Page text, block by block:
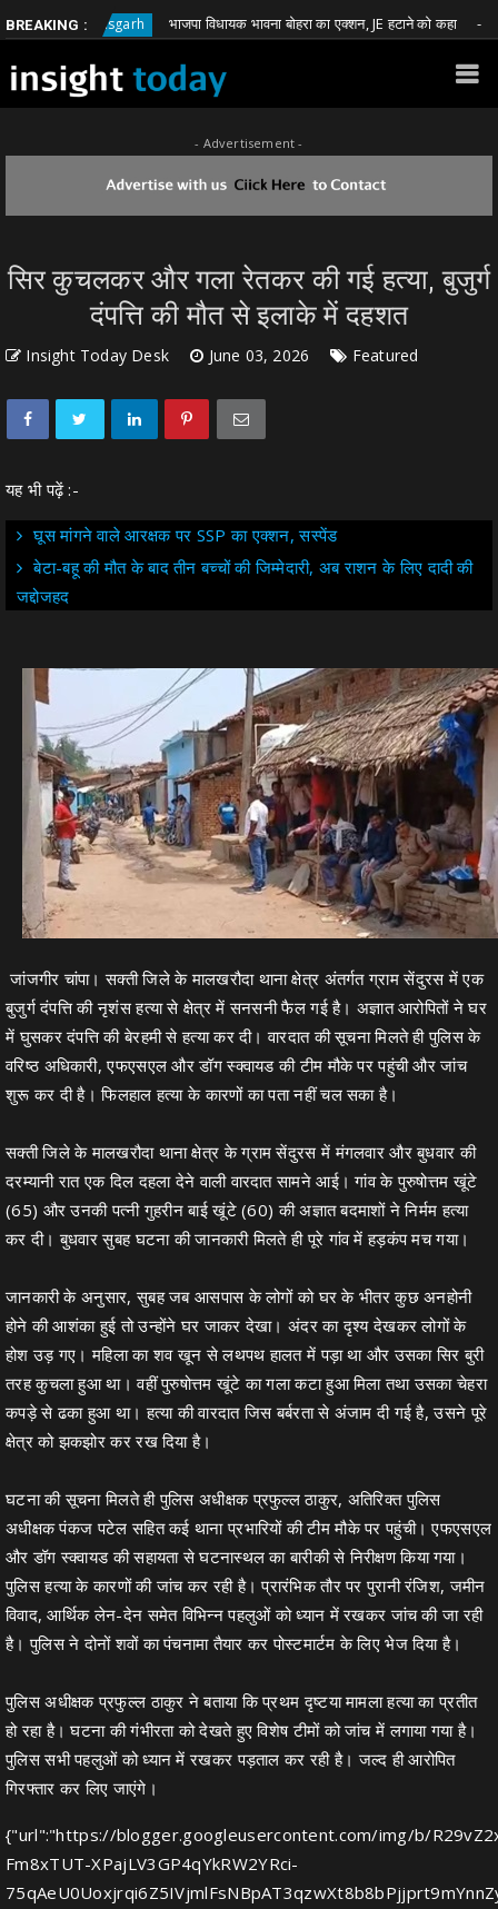
BREAKING :
Chhattisgarh भाजपा विधायक भावना बोहरा का एक्शन, JE हटाने को कहा
- Advertisement -
सिर कुचलकर और गला रेतकर की गई हत्या, बुजुर्ग
दंपत्ति की मौत से इलाके में दहशत
Insight Today Desk June 03, 2026 Featured
यह भी पढ़ें :-
घूस मांगने वाले आरक्षक पर SSP का एक्शन, सस्पेंड
बेटा-बहू की मौत के बाद तीन बच्चों की जिम्मेदारी, अब राशन के लिए दादी की
जद्दोजहद
जांजगीर चांपा। सक्ती जिले के मालखरौदा थाना क्षेत्र अंतर्गत ग्राम सेंदुरस में एक
बुजुर्ग दंपत्ति की नृशंस हत्या से क्षेत्र में सनसनी फैल गई है। अज्ञात आरोपितों ने घर
में घुसकर दंपत्ति की बेरहमी से हत्या कर दी। वारदात की सूचना मिलते ही पुलिस के
वरिष्ठ अधिकारी, एफएसएल और डॉग स्क्वायड की टीम मौके पर पहुंची और जांच
शुरू कर दी है। फिलहाल हत्या के कारणों का पता नहीं चल सका है।
सक्ती जिले के मालखरौदा थाना क्षेत्र के ग्राम सेंदुरस में मंगलवार और बुधवार की
दरम्यानी रात एक दिल दहला देने वाली वारदात सामने आई। गांव के पुरुषोत्तम खूंटे
(65) और उनकी पत्नी गुहरीन बाई खूंटे (60) की अज्ञात बदमाशों ने निर्मम हत्या
कर दी। बुधवार सुबह घटना की जानकारी मिलते ही पूरे गांव में हड़कंप मच गया।
जानकारी के अनुसार, सुबह जब आसपास के लोगों को घर के भीतर कुछ अनहोनी
होने की आशंका हुई तो उन्होंने घर जाकर देखा। अंदर का दृश्य देखकर लोगों के
होश उड़ गए। महिला का शव खून से लथपथ हालत में पड़ा था और उसका सिर बुरी
तरह कुचला हुआ था। वहीं पुरुषोत्तम खूंटे का गला कटा हुआ मिला तथा उसका चेहरा
कपड़े से ढका हुआ था। हत्या की वारदात जिस बर्बरता से अंजाम दी गई है, उसने पूरे
क्षेत्र को झकझोर कर रख दिया है।
घटना की सूचना मिलते ही पुलिस अधीक्षक प्रफुल्ल ठाकुर, अतिरिक्त पुलिस
अधीक्षक पंकज पटेल सहित कई थाना प्रभारियों की टीम मौके पर पहुंची। एफएसएल
और डॉग स्क्वायड की सहायता से घटनास्थल का बारीकी से निरीक्षण किया गया।
पुलिस हत्या के कारणों की जांच कर रही है। प्रारंभिक तौर पर पुरानी रंजिश, जमीन
विवाद, आर्थिक लेन-देन समेत विभिन्न पहलुओं को ध्यान में रखकर जांच की जा रही
है। पुलिस ने दोनों शवों का पंचनामा तैयार कर पोस्टमार्टम के लिए भेज दिया है।
पुलिस अधीक्षक प्रफुल्ल ठाकुर ने बताया कि प्रथम दृष्टया मामला हत्या का प्रतीत
हो रहा है। घटना की गंभीरता को देखते हुए विशेष टीमों को जांच में लगाया गया है।
पुलिस सभी पहलुओं को ध्यान में रखकर पड़ताल कर रही है। जल्द ही आरोपित
गिरफ्तार कर लिए जाएंगे।
{"url":"https://blogger.googleusercontent.com/img/b/
Fm8xTUT-XPajLV3GP4qYkRW2YRci-